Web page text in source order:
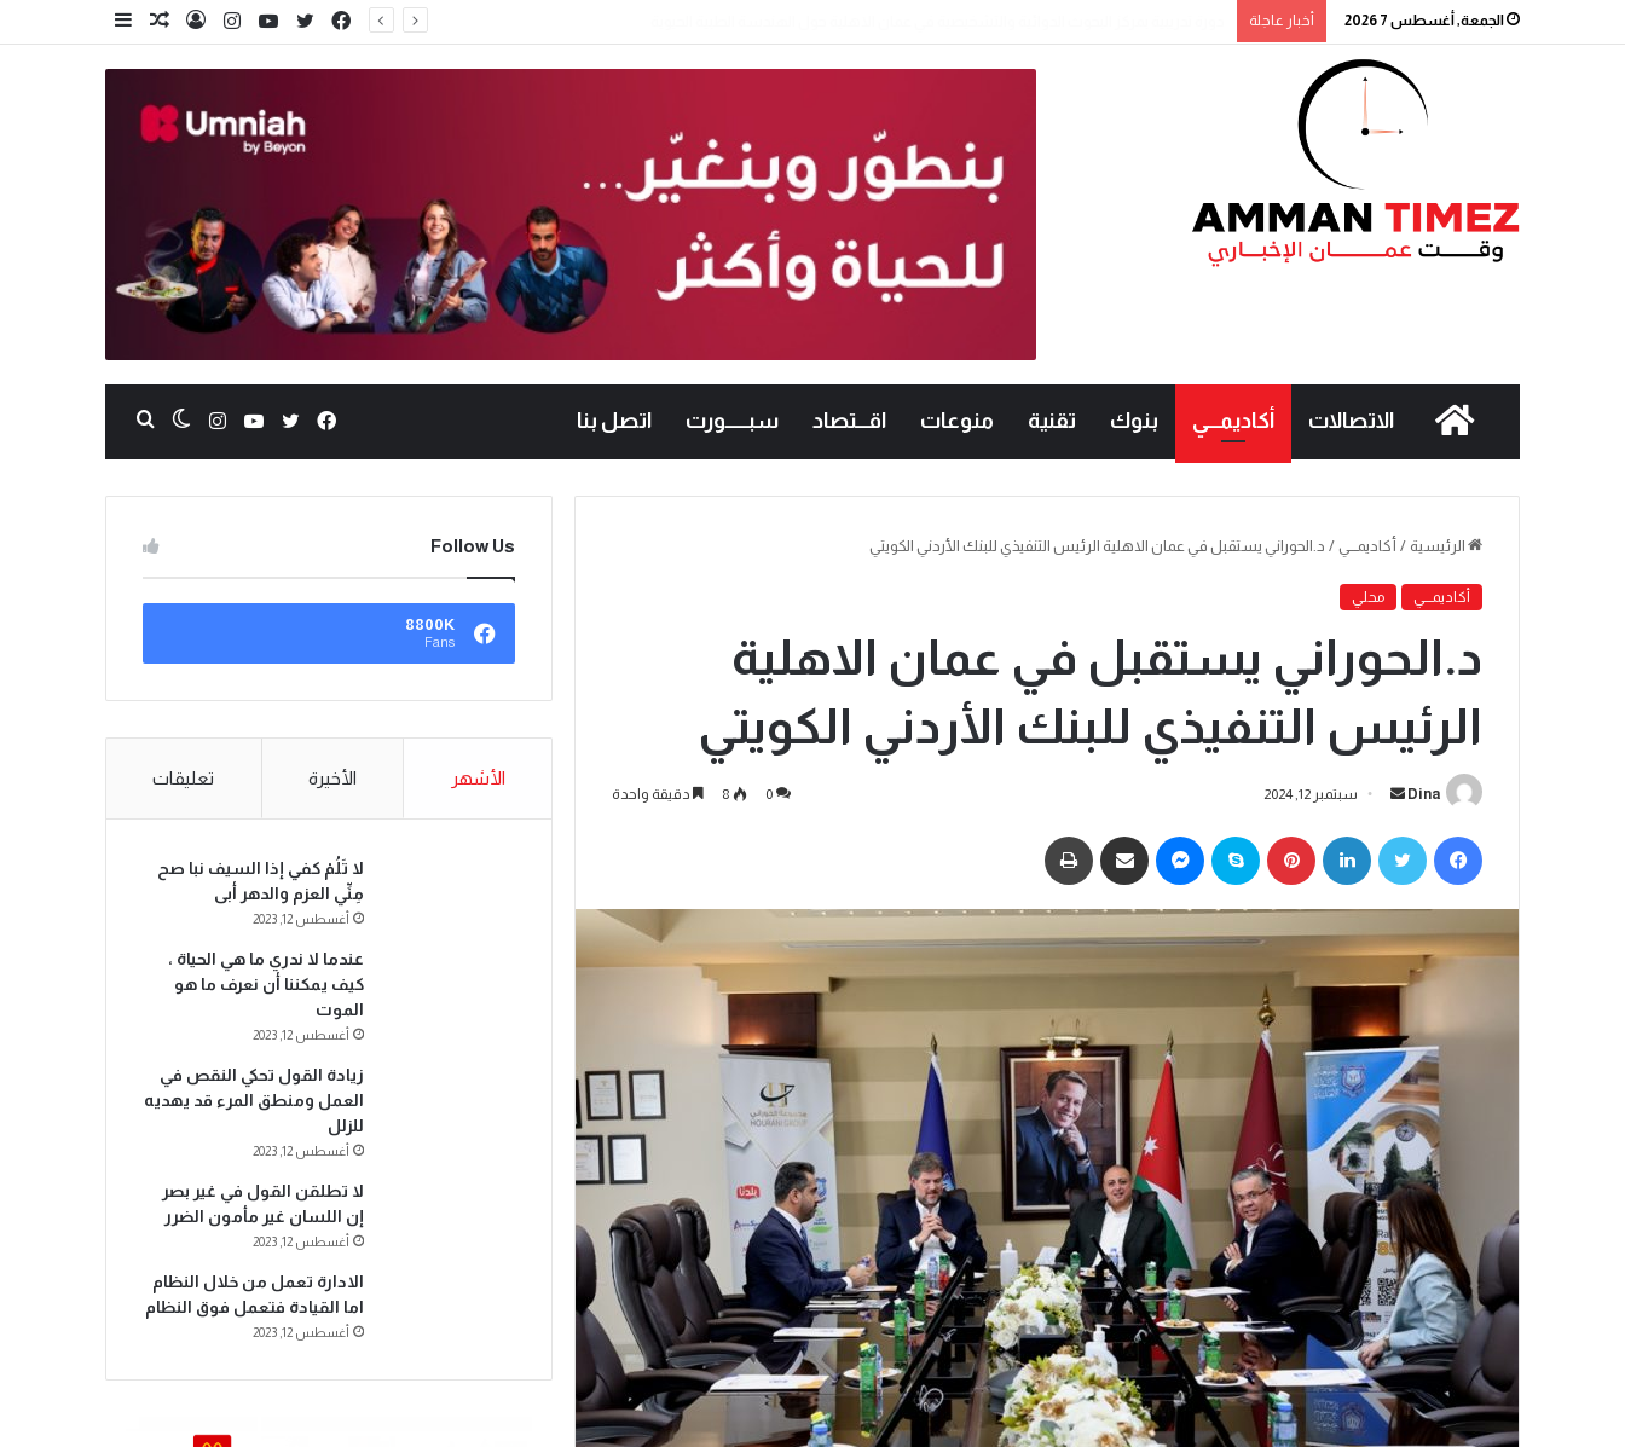
الجمعة, أغسطس 7 2026 أخبار عاجلة
الاتصالات أكاديمـــي بنوك تقنية منوعات اقـــتصاد سبــــــورت اتصل بنا
الرئيسية / أكاديمـــي / د.الحوراني يستقبل في عمان الاهلية الرئيس التنفيذي للبنك الأردني الكويتي
أكاديمـــي محلي
د.الحوراني يستقبل في عمان الاهلية
الرئيس التنفيذي للبنك الأردني الكويتي
Dina سبتمبر 12, 2024 0
8 دقيقة واحدة
Follow Us
8800K
Fans
الأشهر الأخيرة تعليقات
لا تَلُمْ كفي إذا السيف نبا صح
مِنِّي العزم والدهر أبى
أغسطس 12, 2023
عندما لا ندري ما هي الحياة ،
كيف يمكننا أن نعرف ما هو
الموت
أغسطس 12, 2023
زيادة القول تحكي النقص في
العمل ومنطق المرء قد يهديه
للزلل
أغسطس 12, 2023
لا تطلقن القول في غير بصر
إن اللسان غير مأمون الضرر
أغسطس 12, 2023
الادارة تعمل من خلال النظام
اما القيادة فتعمل فوق النظام
أغسطس 12, 2023